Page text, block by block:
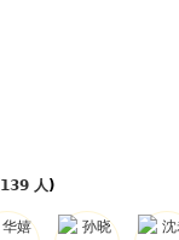
139 人)